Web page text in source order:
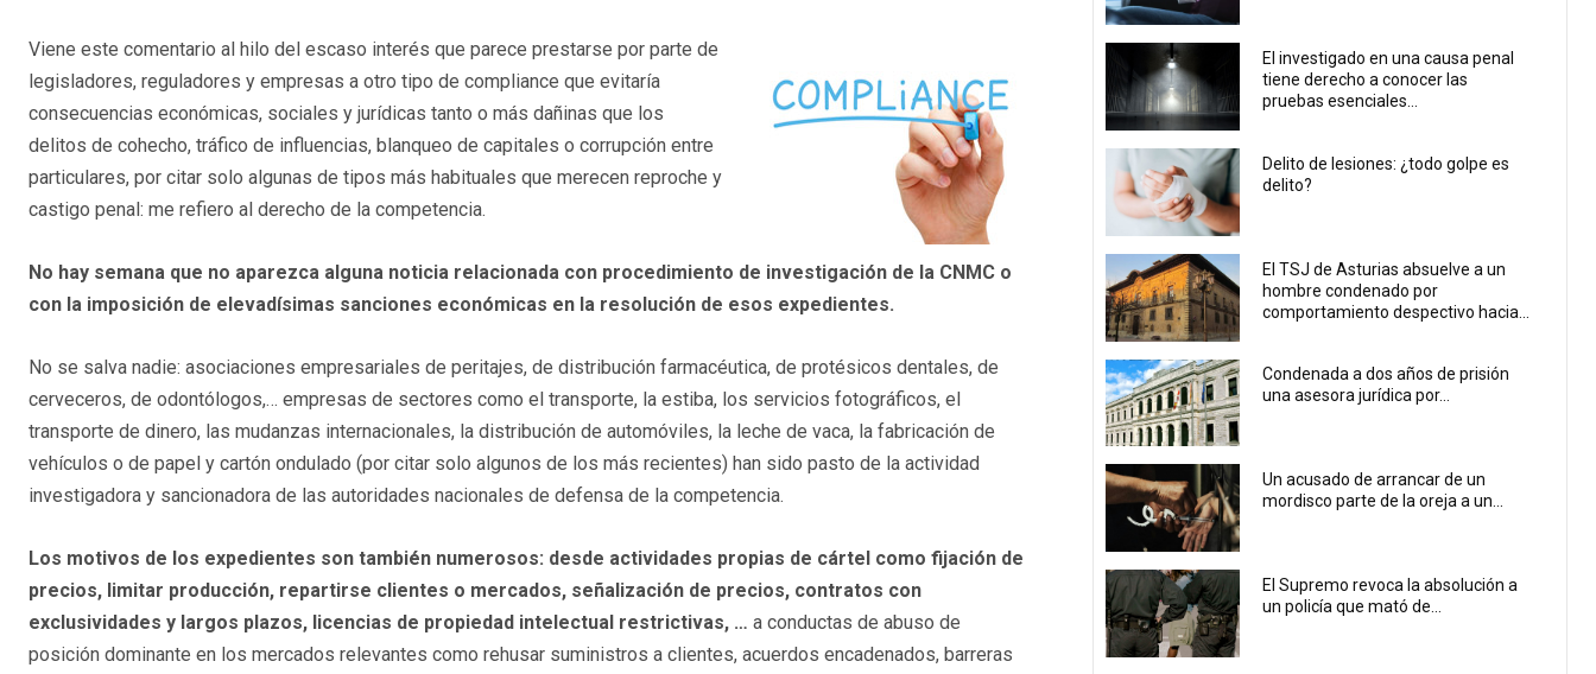
Viene este comentario al hilo del escaso interés que parece prestarse por parte de
legisladores, reguladores y empresas a otro tipo de compliance que evitaría
consecuencias económicas, sociales y jurídicas tanto o más dañinas que los
delitos de cohecho, tráfico de influencias, blanqueo de capitales o corrupción entre
particulares, por citar solo algunas de tipos más habituales que merecen reproche y
castigo penal: me refiero al derecho de la competencia.
No hay semana que no aparezca alguna noticia relacionada con procedimiento de investigación de la CNMC o
con la imposición de elevadísimas sanciones económicas en la resolución de esos expedientes.
No se salva nadie: asociaciones empresariales de peritajes, de distribución farmacéutica, de protésicos dentales, de
cerveceros, de odontólogos,… empresas de sectores como el transporte, la estiba, los servicios fotográficos, el
transporte de dinero, las mudanzas internacionales, la distribución de automóviles, la leche de vaca, la fabricación de
vehículos o de papel y cartón ondulado (por citar solo algunos de los más recientes) han sido pasto de la actividad
investigadora y sancionadora de las autoridades nacionales de defensa de la competencia.
Los motivos de los expedientes son también numerosos: desde actividades propias de cártel como fijación de
precios, limitar producción, repartirse clientes o mercados, señalización de precios, contratos con
exclusividades y largos plazos, licencias de propiedad intelectual restrictivas, … a conductas de abuso de
posición dominante en los mercados relevantes como rehusar suministros a clientes, acuerdos encadenados, barreras
El investigado en una causa penal
tiene derecho a conocer las
pruebas esenciales...
Delito de lesiones: ¿todo golpe es
delito?
El TSJ de Asturias absuelve a un
hombre condenado por
comportamiento despectivo hacia...
Condenada a dos años de prisión
una asesora jurídica por...
Un acusado de arrancar de un
mordisco parte de la oreja a un...
El Supremo revoca la absolución a
un policía que mató de...